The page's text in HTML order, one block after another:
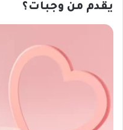
يقدم من وجبات؟